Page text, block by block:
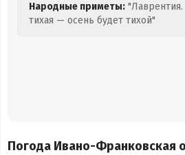
Народные приметы:
тихая — осень будет тихой"
Погода Ивано-Франковская